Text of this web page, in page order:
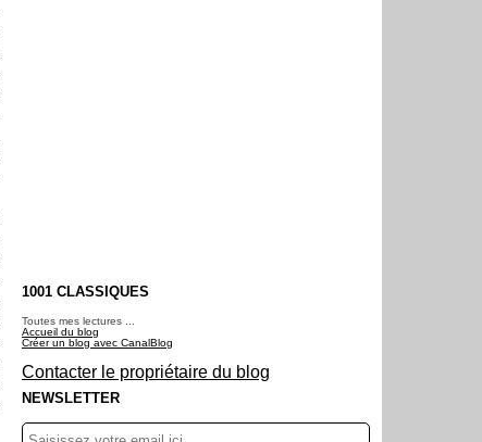
1001 CLASSIQUES
Toutes mes lectures ...
Accueil du blog
Créer un blog avec CanalBlog
Contacter le propriétaire du blog
NEWSLETTER